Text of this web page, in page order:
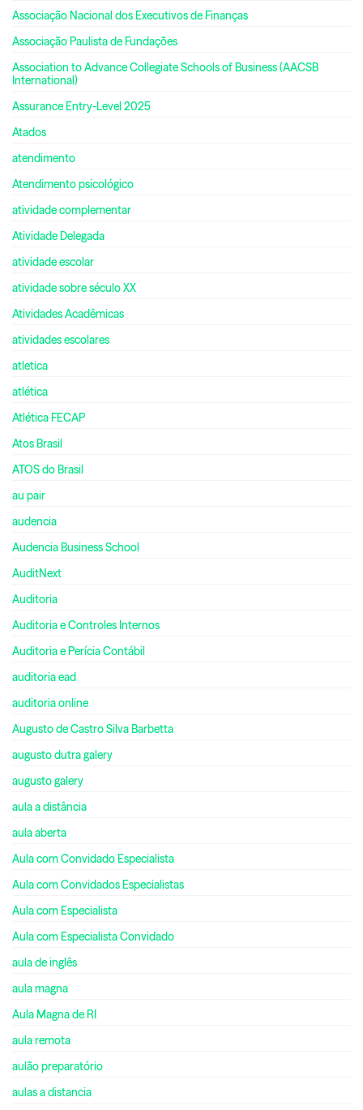
Associação Nacional dos Executivos de Finanças
Associação Paulista de Fundações
Association to Advance Collegiate Schools of Business (AACSB
International)
Assurance Entry-Level 2025
Atados
atendimento
Atendimento psicológico
atividade complementar
Atividade Delegada
atividade escolar
atividade sobre século XX
Atividades Acadêmicas
atividades escolares
atletica
atlética
Atlética FECAP
Atos Brasil
ATOS do Brasil
au pair
audencia
Audencia Business School
AuditNext
Auditoria
Auditoria e Controles Internos
Auditoria e Perícia Contábil
auditoria ead
auditoria online
Augusto de Castro Silva Barbetta
augusto dutra galery
augusto galery
aula a distância
aula aberta
Aula com Convidado Especialista
Aula com Convidados Especialistas
Aula com Especialista
Aula com Especialista Convidado
aula de inglês
aula magna
Aula Magna de RI
aula remota
aulão preparatório
aulas a distancia